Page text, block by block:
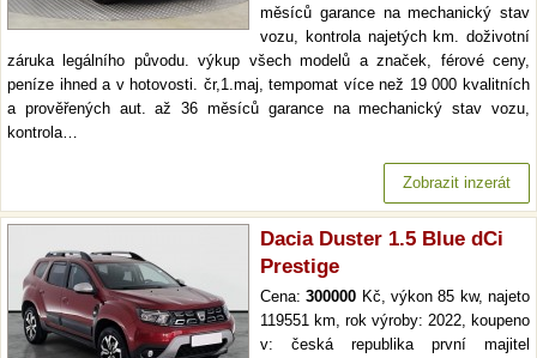
měsíců garance na mechanický stav
vozu, kontrola najetých km. doživotní
záruka legálního původu. výkup všech modelů a značek, férové ceny,
peníze ihned a v hotovosti. čr,1.maj, tempomat více než 19 000 kvalitních
a prověřených aut. až 36 měsíců garance na mechanický stav vozu,
kontrola…
Zobrazit inzerát
Dacia Duster 1.5 Blue dCi
Prestige
Cena:300000 Kč, výkon 85 kw, najeto
119551 km, rok výroby: 2022, koupeno
v: česká republika první majitel